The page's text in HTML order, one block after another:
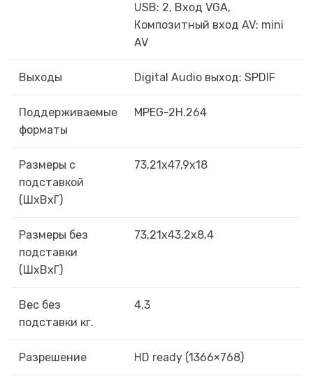
USB: 2, Вход VGA,
Композитный вход AV: mini
AV
Выходы Digital Audio выход: SPDIF
Поддерживаемые
форматы
MPEG-2H.264
Размеры с
подставкой
(ШxВxГ)
73,21х47,9х18
Размеры без
подставки
(ШxВxГ)
73,21х43,2х8,4
Вес без
подставки кг.
4,3
Разрешение HD ready (1366×768)